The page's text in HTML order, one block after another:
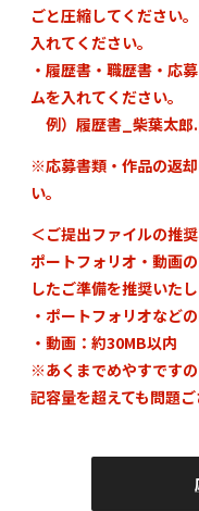
ごと圧縮してください
入れてください。
・履歴書・職歴書・応
ムを入れてください。
例）履歴書_柴葉太
※応募書類・作品の返
い。
＜ご提出ファイルの推
ポートフォリオ・動画
したご準備を推奨いたし
・ポートフォリオなど
・動画：約30MB以内
※あくまでめやすです
記容量を超えても問題ご